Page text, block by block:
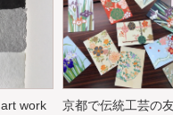
work
京都で伝統工芸の